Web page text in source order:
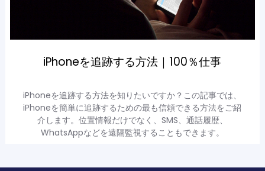
iPhoneを追跡する方法｜100％仕事
iPhoneを追跡する方法を知りたいですか？この記事では、
iPhoneを簡単に追跡するための最も信頼できる方法をご紹
介します。位置情報だけでなく、SMS、通話履歴、
WhatsAppなどを遠隔監視することもできます。